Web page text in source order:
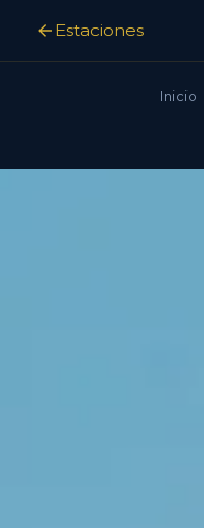
Estaciones
Inicio